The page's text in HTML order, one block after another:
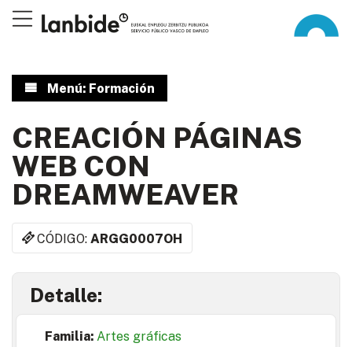
Menú: Formación
CREACIÓN PÁGINAS
WEB CON
DREAMWEAVER
CÓDIGO:ARGG0007OH
Detalle:
Familia: Artes gráficas